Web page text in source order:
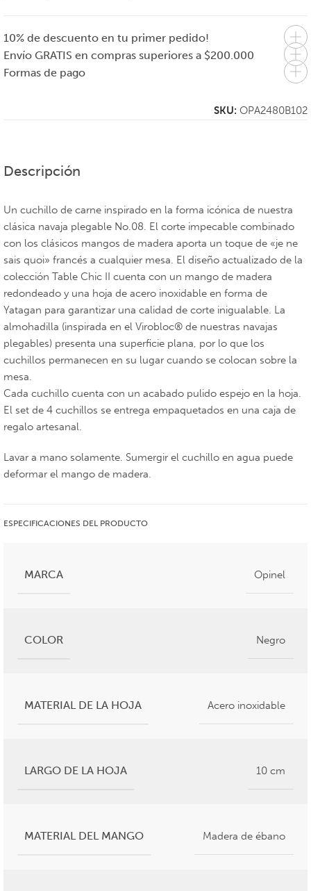
10% de descuento en tu primer pedido!
Envío GRATIS en compras superiores a $200.000
Formas de pago
SKU: OPA2480B102
Descripción
Un cuchillo de carne inspirado en la forma icónica de nuestra
clásica navaja plegable No.08. El corte impecable combinado
con los clásicos mangos de madera aporta un toque de «je ne
sais quoi» francés a cualquier mesa. El diseño actualizado de la
colección Table Chic II cuenta con un mango de madera
redondeado y una hoja de acero inoxidable en forma de
Yatagan para garantizar una calidad de corte inigualable. La
almohadilla (inspirada en el Virobloc® de nuestras navajas
plegables) presenta una superficie plana, por lo que los
cuchillos permanecen en su lugar cuando se colocan sobre la
mesa.
Cada cuchillo cuenta con un acabado pulido espejo en la hoja.
El set de 4 cuchillos se entrega empaquetados en una caja de
regalo artesanal.
Lavar a mano solamente. Sumergir el cuchillo en agua puede
deformar el mango de madera.
ESPECIFICACIONES DEL PRODUCTO
MARCA Opinel
COLOR Negro
MATERIAL DE LA HOJA Acero inoxidable
LARGO DE LA HOJA 10 cm
MATERIAL DEL MANGO Madera de ébano